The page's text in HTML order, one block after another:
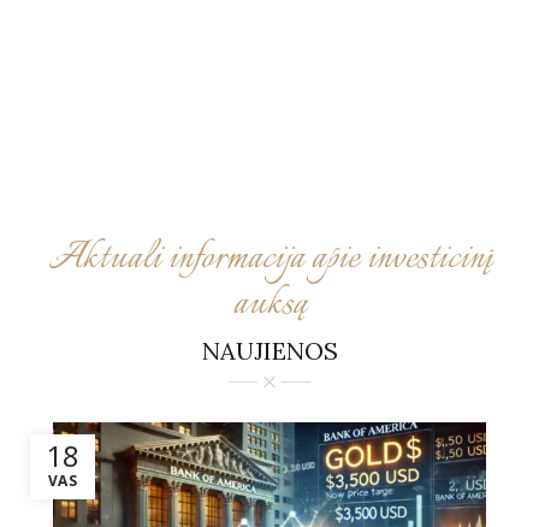
Aktuali informacija apie investicinį
auksą
NAUJIENOS
18
VAS